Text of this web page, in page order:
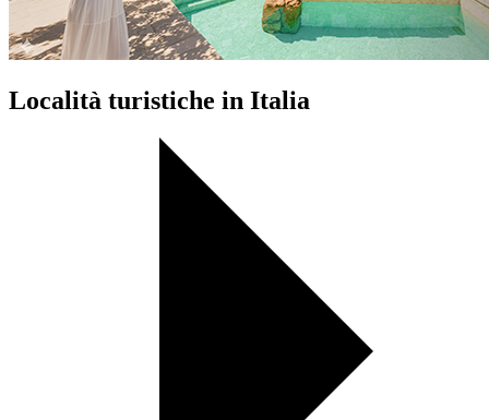
Località turistiche in Italia